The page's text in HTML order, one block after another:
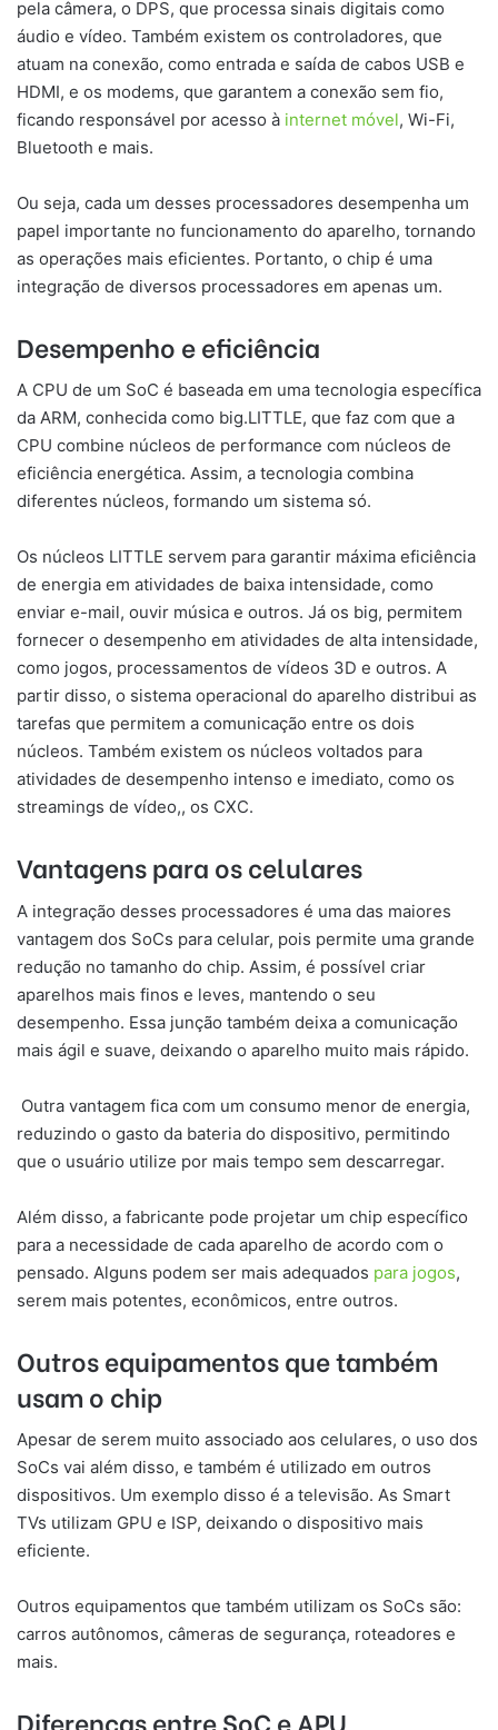
pela câmera, o DPS, que processa sinais digitais como
áudio e vídeo. Também existem os controladores, que
atuam na conexão, como entrada e saída de cabos USB e
HDMI, e os modems, que garantem a conexão sem fio,
ficando responsável por acesso à internet móvel, Wi-Fi,
Bluetooth e mais.
Ou seja, cada um desses processadores desempenha um
papel importante no funcionamento do aparelho, tornando
as operações mais eficientes. Portanto, o chip é uma
integração de diversos processadores em apenas um.
Desempenho e eficiência
A CPU de um SoC é baseada em uma tecnologia específica
da ARM, conhecida como big.LITTLE, que faz com que a
CPU combine núcleos de performance com núcleos de
eficiência energética. Assim, a tecnologia combina
diferentes núcleos, formando um sistema só.
Os núcleos LITTLE servem para garantir máxima eficiência
de energia em atividades de baixa intensidade, como
enviar e-mail, ouvir música e outros. Já os big, permitem
fornecer o desempenho em atividades de alta intensidade,
como jogos, processamentos de vídeos 3D e outros. A
partir disso, o sistema operacional do aparelho distribui as
tarefas que permitem a comunicação entre os dois
núcleos. Também existem os núcleos voltados para
atividades de desempenho intenso e imediato, como os
streamings de vídeo,, os CXC.
Vantagens para os celulares
A integração desses processadores é uma das maiores
vantagem dos SoCs para celular, pois permite uma grande
redução no tamanho do chip. Assim, é possível criar
aparelhos mais finos e leves, mantendo o seu
desempenho. Essa junção também deixa a comunicação
mais ágil e suave, deixando o aparelho muito mais rápido.
Outra vantagem fica com um consumo menor de energia,
reduzindo o gasto da bateria do dispositivo, permitindo
que o usuário utilize por mais tempo sem descarregar.
Além disso, a fabricante pode projetar um chip específico
para a necessidade de cada aparelho de acordo com o
pensado. Alguns podem ser mais adequados para jogos,
serem mais potentes, econômicos, entre outros.
Outros equipamentos que também
usam o chip
Apesar de serem muito associado aos celulares, o uso dos
SoCs vai além disso, e também é utilizado em outros
dispositivos. Um exemplo disso é a televisão. As Smart
TVs utilizam GPU e ISP, deixando o dispositivo mais
eficiente.
Outros equipamentos que também utilizam os SoCs são:
carros autônomos, câmeras de segurança, roteadores e
mais.
Diferenças entre SoC e APU